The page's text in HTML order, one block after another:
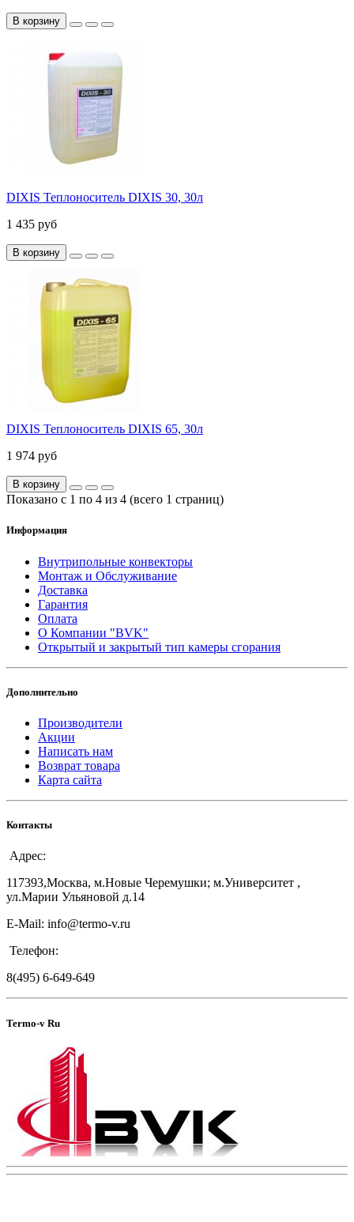
В корзину
DIXIS Теплоноситель DIXIS 30, 30л
1 435 руб
В корзину
DIXIS Теплоноситель DIXIS 65, 30л
1 974 руб
В корзину
Показано с 1 по 4 из 4 (всего 1 страниц)
Информация
Внутрипольные конвекторы
Монтаж и Обслуживание
Доставка
Гарантия
Оплата
О Компании "BVK"
Открытый и закрытый тип камеры сгорания
Дополнительно
Производители
Акции
Написать нам
Возврат товара
Карта сайта
Контакты
Адрес:
117393,Москва, м.Новые Черемушки; м.Университет ,
ул.Марии Ульяновой д.14
E-Mail: info@termo-v.ru
Телефон:
8(495) 6-649-649
Termo-v Ru